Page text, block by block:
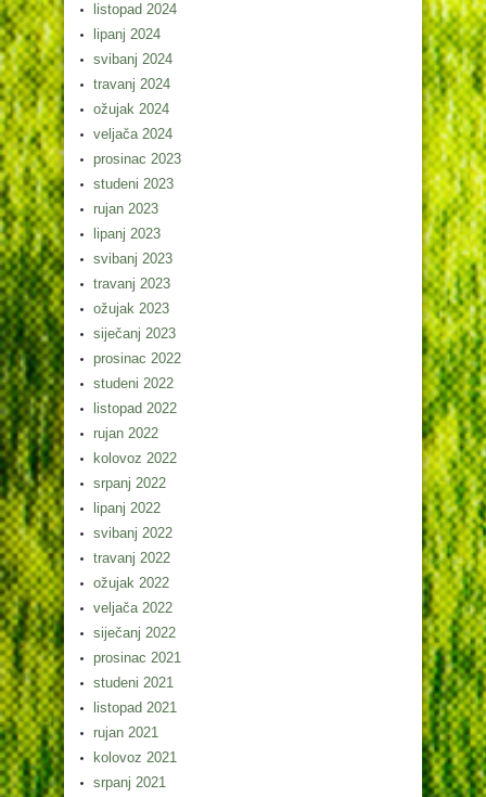
listopad 2024
lipanj 2024
svibanj 2024
travanj 2024
ožujak 2024
veljača 2024
prosinac 2023
studeni 2023
rujan 2023
lipanj 2023
svibanj 2023
travanj 2023
ožujak 2023
siječanj 2023
prosinac 2022
studeni 2022
listopad 2022
rujan 2022
kolovoz 2022
srpanj 2022
lipanj 2022
svibanj 2022
travanj 2022
ožujak 2022
veljača 2022
siječanj 2022
prosinac 2021
studeni 2021
listopad 2021
rujan 2021
kolovoz 2021
srpanj 2021